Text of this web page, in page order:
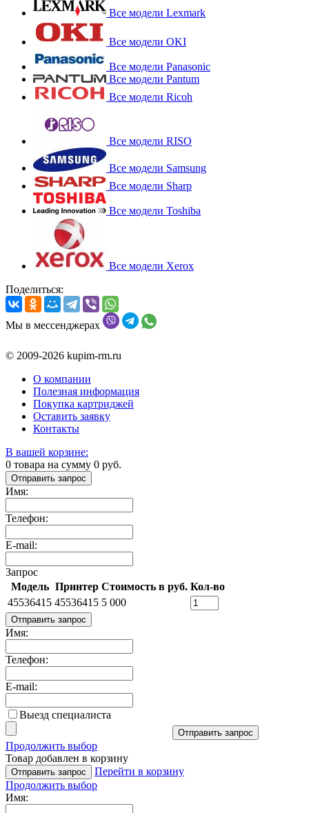
Все модели Lexmark
Все модели OKI
Все модели Panasonic
Все модели Pantum
Все модели Ricoh
Все модели RISO
Все модели Samsung
Все модели Sharp
Все модели Toshiba
Все модели Xerox
Поделиться:
Мы в мессенджерах
© 2009-2026 kupim-rm.ru
О компании
Полезная информация
Покупка картриджей
Оставить заявку
Контакты
В вашей корзине:
0 товара на сумму 0 руб.
Отправить запрос
Имя:
Телефон:
E-mail:
Запрос
Модель Принтер Стоимость в руб. Кол-во
45536415 45536415 5 000
Отправить запрос
Имя:
Телефон:
E-mail:
Выезд специалиста
Отправить запрос
Продолжить выбор
Товар добавлен в корзину
Отправить запрос
Перейти в корзину
Продолжить выбор
Имя: